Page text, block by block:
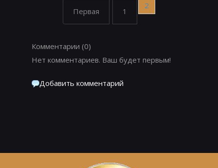
Первая 1
2
Комментарии (0)
Нет комментариев. Ваш будет первым!
Добавить комментарий